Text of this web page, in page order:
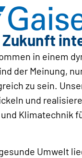
Zukunft
in einem
der Meinung,
zu sein.
und
Klimatechnik
Umwelt